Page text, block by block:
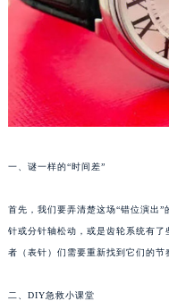
一、谜一样的“时间差”
首先，我们要弄清楚这场“错位演出
针或分针轴松动，或是齿轮系统有
者（表针）们需要重新找到它们的节
二、DIY急救小课堂